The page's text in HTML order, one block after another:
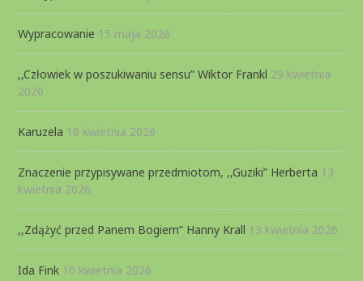
Wypracowanie 15 maja 2026
,,Człowiek w poszukiwaniu sensu” Wiktor Frankl 29 kwietnia
2026
Karuzela 16 kwietnia 2026
Znaczenie przypisywane przedmiotom, ,,Guziki” Herberta 13
kwietnia 2026
,,Zdążyć przed Panem Bogiem” Hanny Krall 13 kwietnia 2026
Ida Fink 10 kwietnia 2026